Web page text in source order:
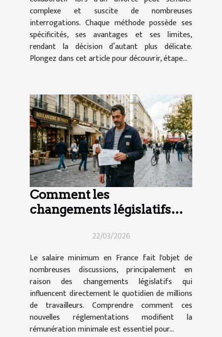
complexe et suscite de nombreuses
interrogations. Chaque méthode possède ses
spécificités, ses avantages et ses limites,
rendant la décision d’autant plus délicate.
Plongez dans cet article pour découvrir, étape...
Comment les
changements législatifs
minimum en France ?
22/03/2026
Le salaire minimum en France fait l'objet de
nombreuses discussions, principalement en
raison des changements législatifs qui
influencent directement le quotidien de millions
de travailleurs. Comprendre comment ces
nouvelles réglementations modifient la
rémunération minimale est essentiel pour...